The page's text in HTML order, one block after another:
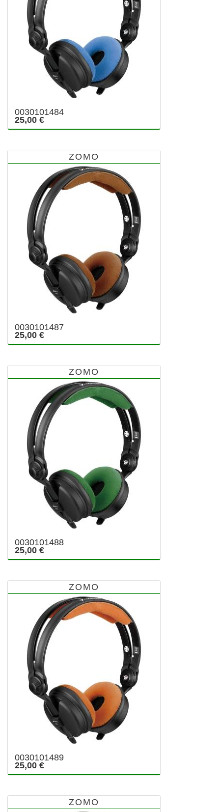
0030101484
25,00 €
ZOMO
0030101487
25,00 €
ZOMO
0030101488
25,00 €
ZOMO
0030101489
25,00 €
ZOMO